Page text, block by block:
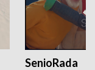
SenioRada